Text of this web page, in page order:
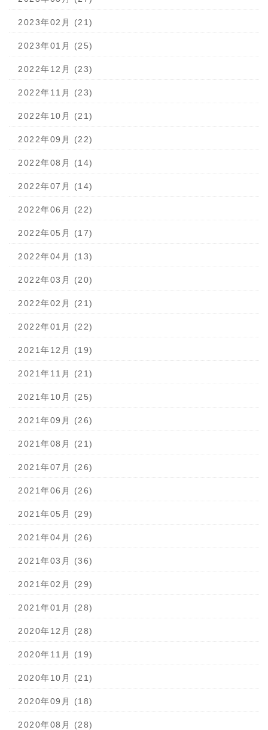
2023年02月 (21)
2023年01月 (25)
2022年12月 (23)
2022年11月 (23)
2022年10月 (21)
2022年09月 (22)
2022年08月 (14)
2022年07月 (14)
2022年06月 (22)
2022年05月 (17)
2022年04月 (13)
2022年03月 (20)
2022年02月 (21)
2022年01月 (22)
2021年12月 (19)
2021年11月 (21)
2021年10月 (25)
2021年09月 (26)
2021年08月 (21)
2021年07月 (26)
2021年06月 (26)
2021年05月 (29)
2021年04月 (26)
2021年03月 (36)
2021年02月 (29)
2021年01月 (28)
2020年12月 (28)
2020年11月 (19)
2020年10月 (21)
2020年09月 (18)
2020年08月 (28)